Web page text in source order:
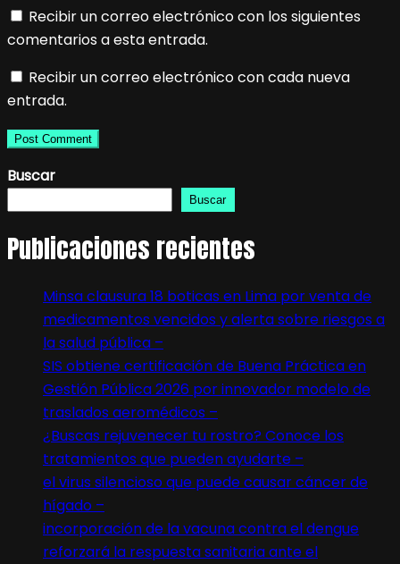
Recibir un correo electrónico con los siguientes
comentarios a esta entrada.
Recibir un correo electrónico con cada nueva
entrada.
Buscar
Buscar
Publicaciones recientes
Minsa clausura 18 boticas en Lima por venta de
medicamentos vencidos y alerta sobre riesgos a
la salud pública –
SIS obtiene certificación de Buena Práctica en
Gestión Pública 2026 por innovador modelo de
traslados aeromédicos –
¿Buscas rejuvenecer tu rostro? Conoce los
tratamientos que pueden ayudarte –
el virus silencioso que puede causar cáncer de
hígado –
incorporación de la vacuna contra el dengue
reforzará la respuesta sanitaria ante el